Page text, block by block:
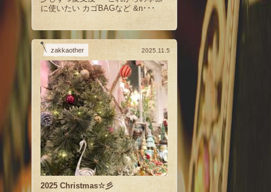
に使いたい カゴBAGなど &n･･･
zakkaother 2025.11.5
2025 Christmas☆彡